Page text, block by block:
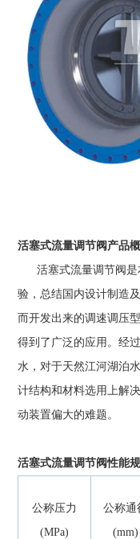
活塞式流量调节阀产品
活塞式流量调节阀是
验，总结国内设计制造
而开发出来的调速调压
得到了广泛的应用。经
水，对于天然江河湖泊
计结构和材料选用上解
动装置偏大的难题。
活塞式流量调节阀性能
公称压力
(MPa)
公称通
(mm)